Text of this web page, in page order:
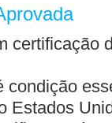
certificação
Estados